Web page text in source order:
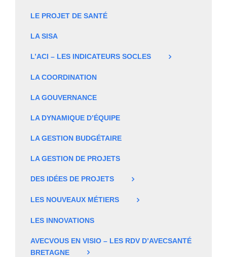
LE PROJET DE SANTÉ
LA SISA
L’ACI – LES INDICATEURS SOCLES
LA COORDINATION
LA GOUVERNANCE
LA DYNAMIQUE D’ÉQUIPE
LA GESTION BUDGÉTAIRE
LA GESTION DE PROJETS
DES IDÉES DE PROJETS
LES NOUVEAUX MÉTIERS
LES INNOVATIONS
AVECVOUS EN VISIO – LES RDV D’AVECSANTÉ
BRETAGNE